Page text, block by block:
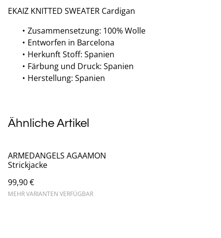
EKAIZ KNITTED SWEATER Cardigan
Zusammensetzung: 100% Wolle
Entworfen in Barcelona
Herkunft Stoff: Spanien
Färbung und Druck: Spanien
Herstellung: Spanien
Ähnliche Artikel
ARMEDANGELS AGAAMON
Strickjacke
99,90 €
MEHR VARIANTEN VERFÜGBAR